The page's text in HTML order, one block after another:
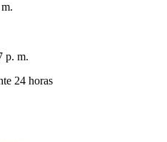
p. m.
24 horas